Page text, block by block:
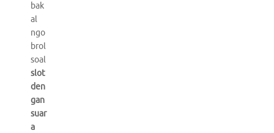
bak
al
ngo
brol
soal
slot
den
gan
suar
a